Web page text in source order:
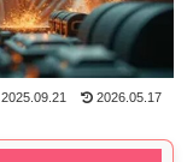
2025.09.21 2026.05.17